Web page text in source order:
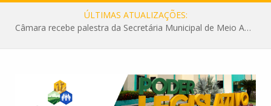
ÚLTIMAS ATUALIZAÇÕES:
Câmara recebe palestra da Secretária Municipal de Meio Ambiente sobre as ações da “SEMANA DO MEIO AMBIENTE”